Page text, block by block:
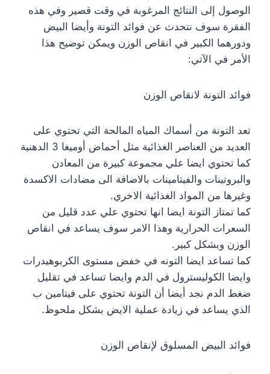
الوصول إلى النتائج المرغوبة في وقت قصير وفي هذه
الفقرة سوف نتحدث عن فوائد التونة وأيضا البيض
ودورهما الكبير في انقاص الوزن ويمكن توضيح هذا
الأمر في الآتي:
فوائد التونة لانقاص الوزن
تعد التونة من أسماك المياه المالحة التي تحتوي على
العديد من العناصر الغذائية مثل أحماض أوميغا 3 الدهنية
كما تحتوي ايضا علي مجموعة كبيرة من المعادن
والبروتينات والفيتامينات بالاضافة الى مضادات الاكسدة
وغيرها من المواد الغذائية الاخري.
كما تمتاز التونة ايضا انها تحتوي علي عدد قليل من
السعرات الحرارية وهذا الامر سوف يساعد في انقاص
الوزن وبشكل كبير.
كما تساعد ايضا التونه في خفض مستوى الكربوهيدرات
وايضا الكوليسترول في الدم وايضا تساعد في تقليل
ضغط الدم نجد أيضا أن التونة تحتوي على فيتامين ب
الذي يساعد في زيادة عملية الايض بشكل ملحوظ.
فوائد البيض المسلوق لإنقاص الوزن